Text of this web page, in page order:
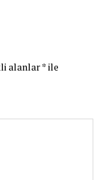
alanlar*ile